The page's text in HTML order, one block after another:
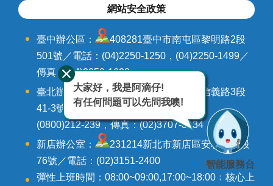
環
境
網站安全政策
臺中辦公區：
408281臺中市南屯區黎明路2段
501號／電話：(04)2250-1250，(04)2250-1499／
傳真：(04)2250-1628
臺北辦公區：
106242臺北市大安區信義路3段
41-3號9-12樓／電話：(02)3707-3000，
(0800)212-239，傳真：(02)3707-3134
新店辦公室：
231214新北市新店區安和路三段
76號／電話：(02)3151-2400
彈性上班時間：08:00~09:00,17:00~18:00﹔核心上
大家好，我是阿滴仔!
有任何問題可以先問我噢!
智能服務台